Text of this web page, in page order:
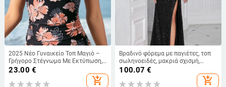
2025 Νέο Γυναικείο Τοπ Μαγιό –
Γρήγορο Στέγνωμα Με Εκτύπωση,
με Επένδυση Στήθους, Άνετο Στυλ
23.00 €
add_shopping_cart
Βραδινό φόρεμα με παγιέτες, τοπ
σωληνοειδές, μακριά σχισμή,
εφαρμοστό, χωρίς μανίκια, με
100.07 €
add_shopping_cart